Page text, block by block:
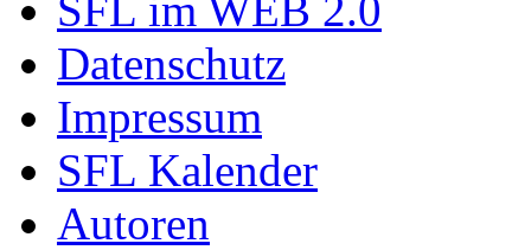
Datenschutz
Impressum
SFL Kalender
Autoren